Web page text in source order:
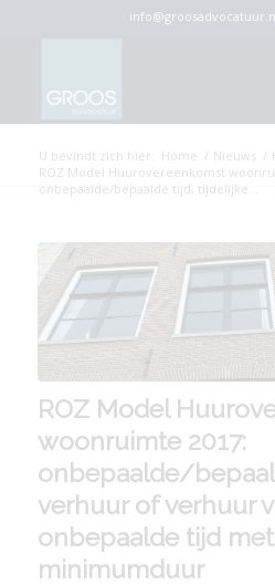
U bevindt zich hier: Home / Nieuws /
ROZ Model Huurovereenkomst
onbepaalde/bepaalde tijd, tijdelijke...
ROZ Model
woonruimte 2017:
onbepaalde/
verhuur of verhuur
onbepaalde tijd
minimumduur